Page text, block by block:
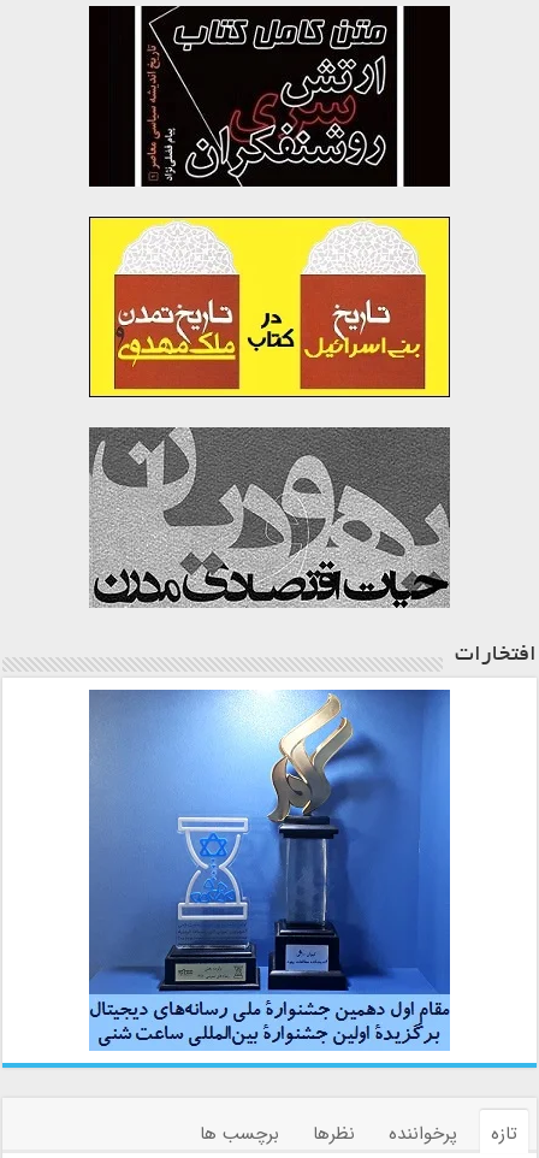
افتخارات
تازه پرخواننده نظرها
برچسب ها